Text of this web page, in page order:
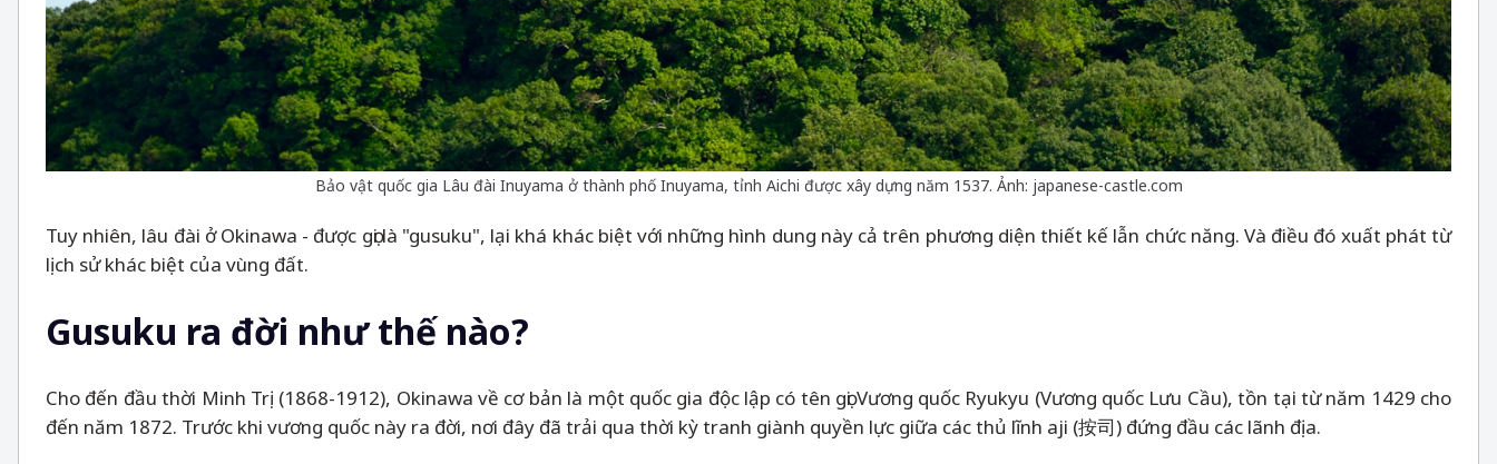
Bảo vật quốc gia Lâu đài Inuyama ở thành phố Inuyama, tỉnh Aichi được xây dựng năm 1537. Ảnh: japanese-castle.com
Tuy nhiên, lâu đài ở Okinawa - được gọi là "gusuku", lại khá khác biệt với những hình dung này cả trên phương diện thiết kế lẫn chức năng. Và điều đó xuất phát từ
lịch sử khác biệt của vùng đất.
Gusuku ra đời như thế nào?
Cho đến đầu thời Minh Trị (1868-1912), Okinawa về cơ bản là một quốc gia độc lập có tên gọi Vương quốc Ryukyu (Vương quốc Lưu Cầu), tồn tại từ năm 1429 cho
đến năm 1872. Trước khi vương quốc này ra đời, nơi đây đã trải qua thời kỳ tranh giành quyền lực giữa các thủ lĩnh aji (按司) đứng đầu các lãnh địa.